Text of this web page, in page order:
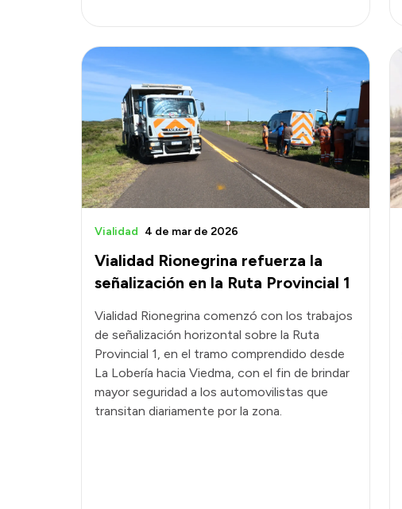
Vialidad Rionegrina refuerza la
señalización en la Ruta Provincial 1
Vialidad 4 de mar de 2026
Vialidad Rionegrina comenzó con los trabajos
de señalización horizontal sobre la Ruta
Provincial 1, en el tramo comprendido desde
La Lobería hacia Viedma, con el fin de brindar
mayor seguridad a los automovilistas que
transitan diariamente por la zona.